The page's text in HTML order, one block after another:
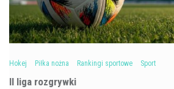
Hokej Piłka nożna Rankingi sportowe Sport
II liga rozgrywki